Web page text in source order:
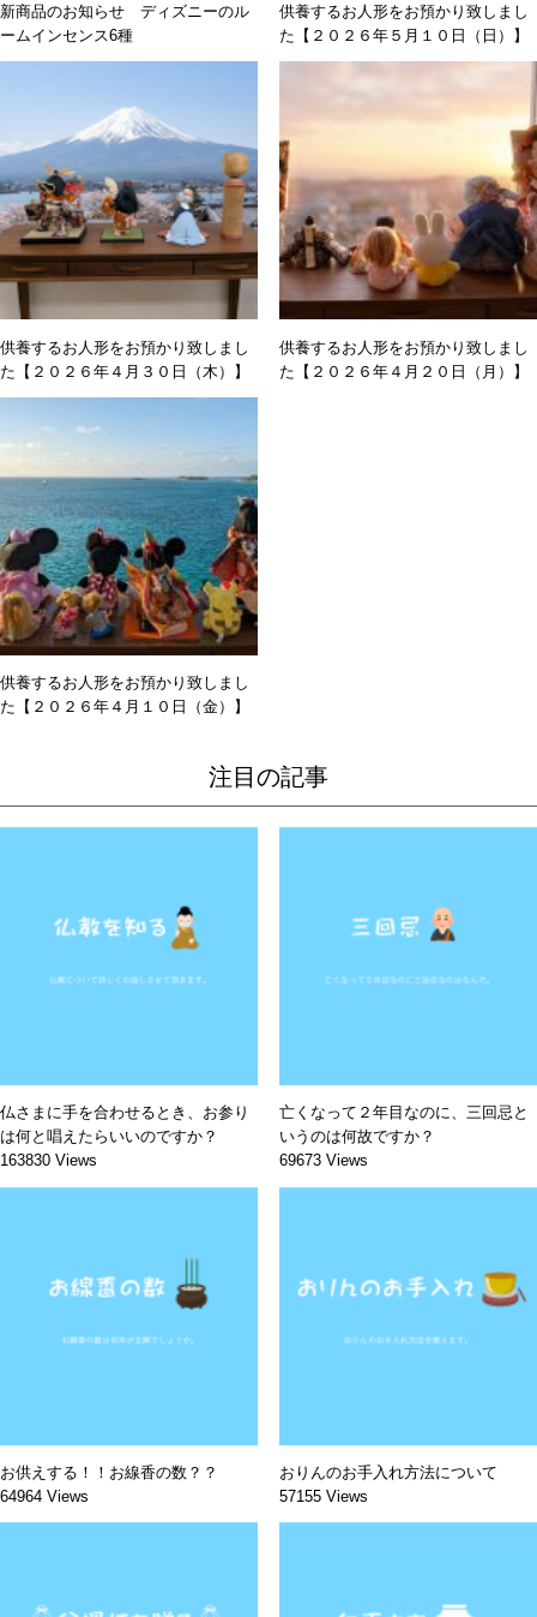
新商品のお知らせ ディズニーのル
ームインセンス6種
供養するお人形をお預かり致しまし
た【２０２６年５月１０日（日）】
供養するお人形をお預かり致しまし
た【２０２６年４月３０日（木）】
供養するお人形をお預かり致しまし
た【２０２６年４月２０日（月）】
供養するお人形をお預かり致しまし
た【２０２６年４月１０日（金）】
注目の記事
仏さまに手を合わせるとき、お参り
は何と唱えたらいいのですか？
163830 Views
亡くなって２年目なのに、三回忌と
いうのは何故ですか？
69673 Views
お供えする！！お線香の数？？
64964 Views
おりんのお手入れ方法について
57155 Views